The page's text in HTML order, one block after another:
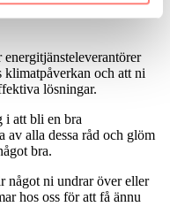
förvaltare i er
klimatpåverkan och att ni
lösningar.
i att bli en bra
av alla dessa råd och glöm
bra.
något ni undrar över eller
hos oss för att få ännu